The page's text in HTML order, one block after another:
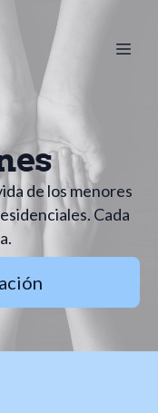
de los menores
Cada